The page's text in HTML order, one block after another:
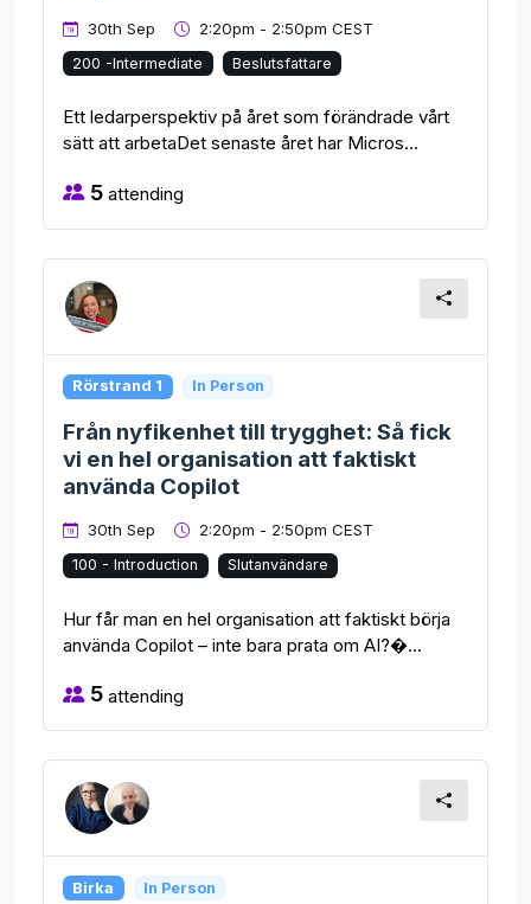
30th Sep 2:20pm - 2:50pm CEST
200 -Intermediate Beslutsfattare
Ett ledarperspektiv på året som förändrade vårt
sätt att arbetaDet senaste året har Micros...
5 attending
Rörstrand 1 In Person
Från nyfikenhet till trygghet: Så fick
vi en hel organisation att faktiskt
använda Copilot
30th Sep 2:20pm - 2:50pm CEST
100 - Introduction Slutanvändare
Hur får man en hel organisation att faktiskt börja
använda Copilot – inte bara prata om AI?�...
5 attending
Birka In Person